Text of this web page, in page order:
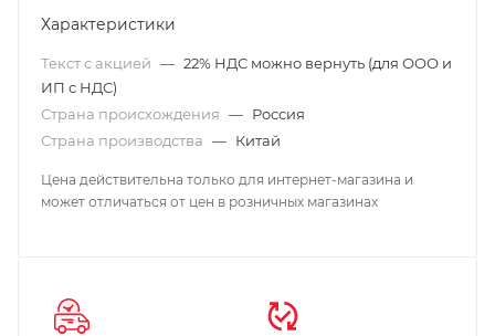
Характеристики
Текст с акцией — 22% НДС можно вернуть (для ООО и
ИП с НДС)
Страна происхождения — Россия
Страна производства — Китай
Цена действительна только для интернет-магазина и
может отличаться от цен в розничных магазинах